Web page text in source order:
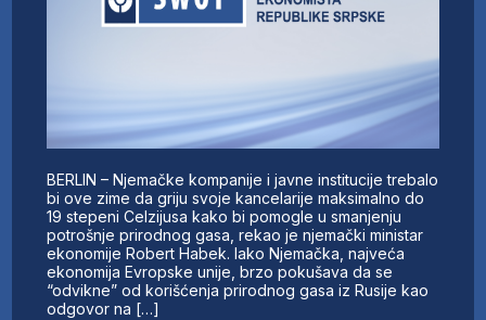
BERLIN – Njemačke kompanije i javne institucije trebalo
bi ove zime da griju svoje kancelarije maksimalno do
19 stepeni Celzijusa kako bi pomogle u smanjenju
potrošnje prirodnog gasa, rekao je njemački ministar
ekonomije Robert Habek. Iako Njemačka, najveća
ekonomija Evropske unije, brzo pokušava da se
“odvikne” od korišćenja prirodnog gasa iz Rusije kao
odgovor na […]